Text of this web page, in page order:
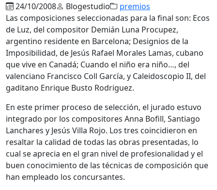
24/10/2008 Blogestudio
premios
Las composiciones seleccionadas para la final son: Ecos
de Luz, del compositor Demián Luna Procupez,
argentino residente en Barcelona; Designios de la
Imposibilidad, de Jesús Rafael Morales Lamas, cubano
que vive en Canadá; Cuando el niño era niño…, del
valenciano Francisco Coll García, y Caleidoscopio II, del
gaditano Enrique Busto Rodriguez.
En este primer proceso de selección, el jurado estuvo
integrado por los compositores Anna Bofill, Santiago
Lanchares y Jesús Villa Rojo. Los tres coincidieron en
resaltar la calidad de todas las obras presentadas, lo
cual se aprecia en el gran nivel de profesionalidad y el
buen conocimiento de las técnicas de composición que
han empleado los concursantes.